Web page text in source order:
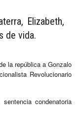
Elizabeth,
de vida.
la república a Gonzalo
Revolucionario
condenatoria